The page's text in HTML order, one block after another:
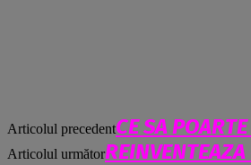
Articolul precedentCE SA
Articolul următor